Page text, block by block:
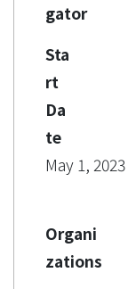
gator
Sta
rt
Da
te
May 1, 2023
Organi
zations